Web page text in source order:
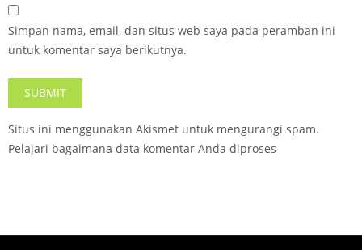
Simpan nama, email, dan situs web saya pada peramban ini
untuk komentar saya berikutnya.
Situs ini menggunakan Akismet untuk mengurangi spam.
Pelajari bagaimana data komentar Anda diproses